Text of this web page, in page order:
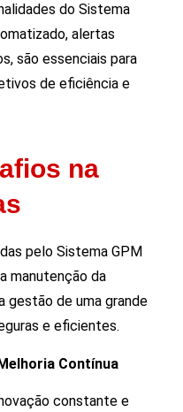
do Sistema
alertas
são essenciais para
de eficiência e
na
pelo Sistema GPM
manutenção da
gestão de uma grande
e eficientes.
Contínua
constante e